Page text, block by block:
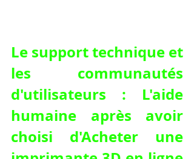
Le support technique et
les communautés
d'utilisateurs : L'aide
humaine après avoir
choisi d'Acheter une